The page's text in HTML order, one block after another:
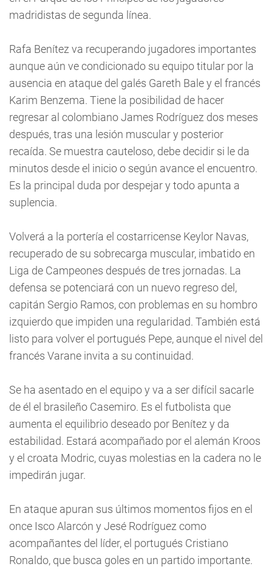
madridistas de segunda línea.
Rafa Benítez va recuperando jugadores importantes
aunque aún ve condicionado su equipo titular por la
ausencia en ataque del galés Gareth Bale y el francés
Karim Benzema. Tiene la posibilidad de hacer
regresar al colombiano James Rodríguez dos meses
después, tras una lesión muscular y posterior
recaída. Se muestra cauteloso, debe decidir si le da
minutos desde el inicio o según avance el encuentro.
Es la principal duda por despejar y todo apunta a
suplencia.
Volverá a la portería el costarricense Keylor Navas,
recuperado de su sobrecarga muscular, imbatido en
Liga de Campeones después de tres jornadas. La
defensa se potenciará con un nuevo regreso del,
capitán Sergio Ramos, con problemas en su hombro
izquierdo que impiden una regularidad. También está
listo para volver el portugués Pepe, aunque el nivel del
francés Varane invita a su continuidad.
Se ha asentado en el equipo y va a ser difícil sacarle
de él el brasileño Casemiro. Es el futbolista que
aumenta el equilibrio deseado por Benítez y da
estabilidad. Estará acompañado por el alemán Kroos
y el croata Modric, cuyas molestias en la cadera no le
impedirán jugar.
En ataque apuran sus últimos momentos fijos en el
once Isco Alarcón y Jesé Rodríguez como
acompañantes del líder, el portugués Cristiano
Ronaldo, que busca goles en un partido importante.